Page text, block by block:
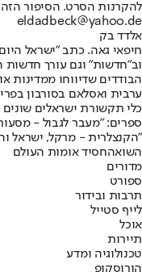
להקרנות הסרט. הסיפור
eldadbeck@yahoo.de
אלדד בק
חיפאי גאה. כתב "ישראל
וב"חדשות" וגם עורך
הבודדים שדיווחו ממדינות
ערבית ואסלאם בסורבון
כלי תקשורת ישראלים
ספרים: "מעבר לגבול -
"הקנצלרית - מרקל, ישראל
השואהחסיד אומות העולם
מדורים
ספורט
תרבות ובידור
לייף סטייל
אוכל
תיירות
טכנולוגיה ומדע
הורוסקופ